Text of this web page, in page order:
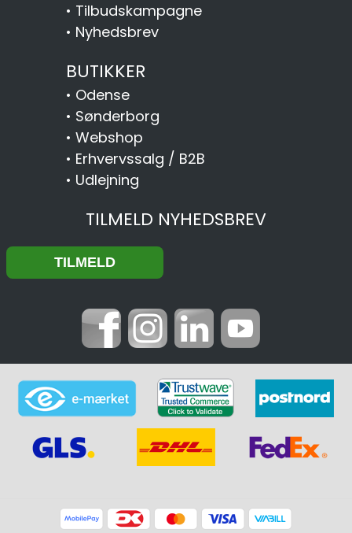
• Tilbudskampagne
• Nyhedsbrev
BUTIKKER
• Odense
• Sønderborg
• Webshop
• Erhvervssalg / B2B
• Udlejning
TILMELD NYHEDSBREV